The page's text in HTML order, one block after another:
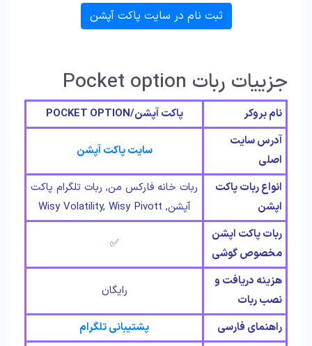
ثبت نام در سایت پاکت آپشن
جزییات ربات Pocket option
نام بروکر
پاکت آپشن/POCKET OPTION
آدرس سایت
اصلی
سایت پاکت آپشن
انواع ربات پاکت
اپشن
ربات خانه فارکس من, ربات تلگرام پاکت
آپشن, Wisy Volatility, Wisy Pivott
ربات پاکت اپشن
مخصوص گوشی
✅
هزینه دریافت و
نصب ربات
رایگان
راهنمای فارسی
پشتیبانی تلگرام